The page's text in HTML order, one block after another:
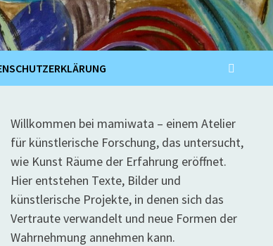
Willkommen bei mamiwata – einem Atelier
für künstlerische Forschung, das untersucht,
wie Kunst Räume der Erfahrung eröffnet.
Hier entstehen Texte, Bilder und
künstlerische Projekte, in denen sich das
Vertraute verwandelt und neue Formen der
Wahrnehmung annehmen kann.